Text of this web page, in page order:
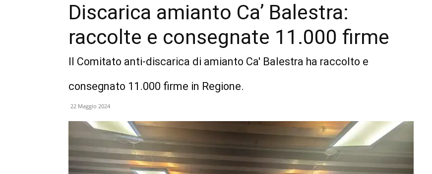
Discarica amianto Ca’ Balestra:
raccolte e consegnate 11.000 firme
Il Comitato anti-discarica di amianto Ca' Balestra ha raccolto e
consegnato 11.000 firme in Regione.
22 Maggio 2024